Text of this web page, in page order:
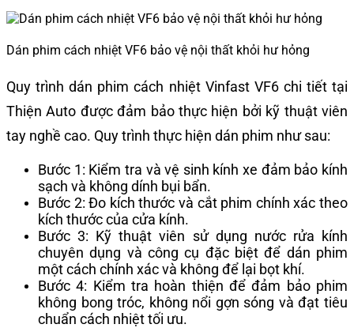
Dán phim cách nhiệt VF6 bảo vệ nội thất khỏi hư hỏng
Quy trình dán phim cách nhiệt Vinfast VF6 chi tiết tại
Thiện Auto được đảm bảo thực hiện bởi kỹ thuật viên
tay nghề cao. Quy trình thực hiện dán phim như sau:
Bước 1: Kiểm tra và vệ sinh kính xe đảm bảo kính
sạch và không dính bụi bẩn.
Bước 2: Đo kích thước và cắt phim chính xác theo
kích thước của cửa kính.
Bước 3: Kỹ thuật viên sử dụng nước rửa kính
chuyên dụng và công cụ đặc biệt để dán phim
một cách chính xác và không để lại bọt khí.
Bước 4: Kiểm tra hoàn thiện để đảm bảo phim
không bong tróc, không nổi gợn sóng và đạt tiêu
chuẩn cách nhiệt tối ưu.